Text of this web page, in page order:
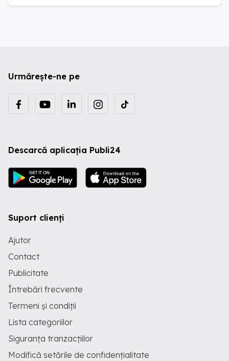
Urmărește-ne pe
Descarcă aplicația Publi24
Suport clienți
Ajutor
Contact
Publicitate
Întrebări frecvente
Termeni și condiții
Lista categoriilor
Siguranța tranzacțiilor
Modifică setările de confidențialitate